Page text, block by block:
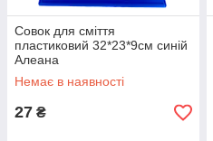
Совок для сміття
пластиковий 32*23*9см синій
Алеана
Немає в наявності
27 ₴